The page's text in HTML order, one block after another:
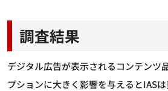
調査結果
デジタル広告が表示されるコンテンツ
プションに大きく影響を与えるとIAS